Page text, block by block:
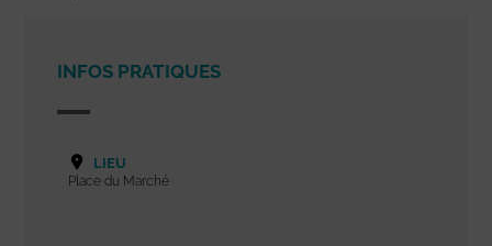
INFOS PRATIQUES
LIEU
Place du Marché